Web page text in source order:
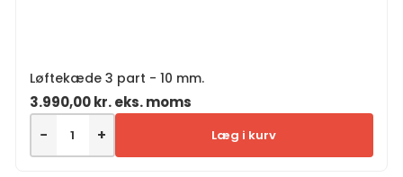
Løftekæde 3 part - 10 mm.
3.990,00kr.eks. moms
− + Læg i kurv